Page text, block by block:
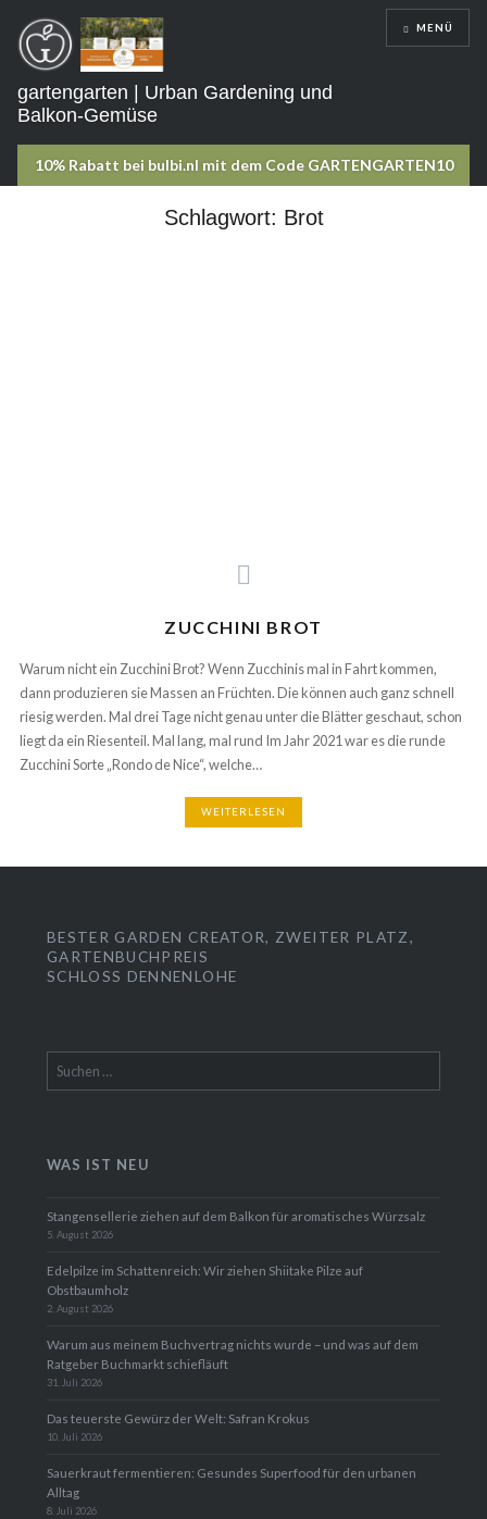
zum
Inhalt
gartengarten | Urban Gardening und
Balkon-Gemüse
MENÜ
Schlagwort: Brot
ZUCCHINI BROT
Warum nicht ein Zucchini Brot? Wenn Zucchinis mal in Fahrt kommen,
dann produzieren sie Massen an Früchten. Die können auch ganz schnell
riesig werden. Mal drei Tage nicht genau unter die Blätter geschaut, schon
liegt da ein Riesenteil. Mal lang, mal rund Im Jahr 2021 war es die runde
Zucchini Sorte „Rondo de Nice“, welche…
WEITERLESEN
BESTER GARDEN CREATOR, ZWEITER PLATZ,
GARTENBUCHPREIS
SCHLOSS DENNENLOHE
nach:
WAS IST NEU
Stangensellerie ziehen auf dem Balkon für aromatisches Würzsalz
5. August 2026
Edelpilze im Schattenreich: Wir ziehen Shiitake Pilze auf
Obstbaumholz
2. August 2026
Warum aus meinem Buchvertrag nichts wurde – und was auf dem
Ratgeber Buchmarkt schiefläuft
31. Juli 2026
Das teuerste Gewürz der Welt: Safran Krokus
10. Juli 2026
Sauerkraut fermentieren: Gesundes Superfood für den urbanen
Alltag
8. Juli 2026